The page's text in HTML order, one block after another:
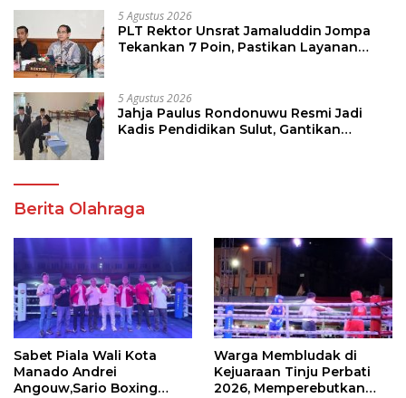
5 Agustus 2026
PLT Rektor Unsrat Jamaluddin Jompa
Tekankan 7 Poin, Pastikan Layanan
5 Agustus 2026
Jahja Paulus Rondonuwu Resmi Jadi
Kadis Pendidikan Sulut, Gantikan
Berita Olahraga
Sabet Piala Wali Kota
Manado Andrei
Angouw,Sario Boxing
Warga Membludak di
Kejuaraan Tinju Perbati
2026, Memperebutkan